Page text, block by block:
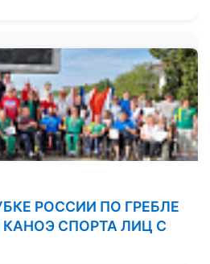
РОССИИ ПО ГРЕБЛЕ
СПОРТА ЛИЦ С